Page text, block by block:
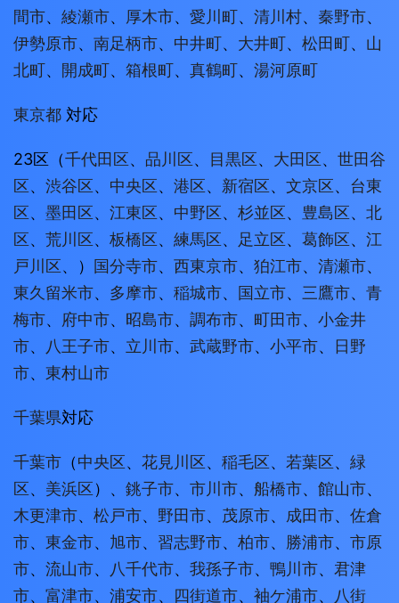
間市、 綾瀬市、 厚木市、 愛川町、 清川村、 秦野市、
伊勢原市、 南足柄市、 中井町、 大井町、 松田町、 山
北町、 開成町、 箱根町、 真鶴町、 湯河原町
東京都 対応
23区（千代田区、 品川区、 目黒区、 大田区、 世田谷
区、 渋谷区、 中央区、 港区、 新宿区、 文京区、 台東
区、 墨田区、 江東区、 中野区、 杉並区、 豊島区、 北
区、 荒川区、 板橋区、 練馬区、 足立区、 葛飾区、 江
戸川区、） 国分寺市、 西東京市、 狛江市、 清瀬市、
東久留米市、 多摩市、 稲城市、 国立市、 三鷹市、 青
梅市、 府中市、 昭島市、 調布市、 町田市、 小金井
市、 八王子市、 立川市、 武蔵野市、 小平市、 日野
市、 東村山市
千葉県対応
千葉市 （中央区、 花見川区、 稲毛区、 若葉区、 緑
区、 美浜区）、 銚子市、 市川市、 船橋市、 館山市、
木更津市、 松戸市、 野田市、 茂原市、 成田市、 佐倉
市、 東金市、 旭市、 習志野市、 柏市、 勝浦市、 市原
市、 流山市、 八千代市、 我孫子市、 鴨川市、 君津
市、 富津市、 浦安市、 四街道市、 袖ケ浦市、
八街